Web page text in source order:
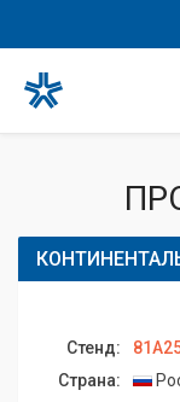
Стенд:
Страна: